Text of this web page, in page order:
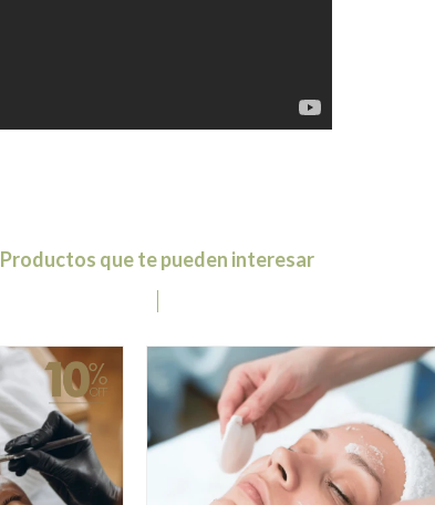
Productos que te pueden interesar